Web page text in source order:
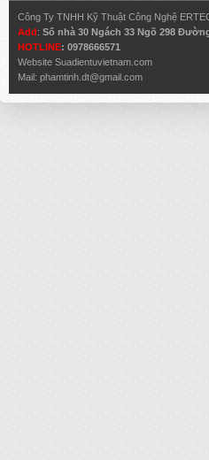
Công Ty TNHH Kỹ Thuật Công Nghệ
Add: Số nhà 30 Ngách 33 Ngõ 298
HOTLINE: 0978666571
Website Suadientuvietnam.com
Mail: phamtinh.dt@gmail.com